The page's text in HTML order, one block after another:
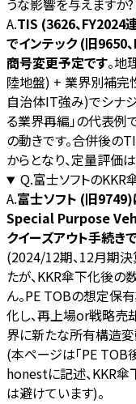
うな影響を与えますか?
A.TIS (3626、
でインテック (旧9650
商号変更予定です。
陸地盤) + 業界別補完
自治体IT強み)でシナ
る業界再編」の代表例
の動きです。合併後
からとなり、定量評価
Q.富士ソフトのKKR
A.富士ソフト (旧
Special Purpose
クイーズアウト手続き
(2024/12期、12月期
たが、KKR傘下化後
ん。PE TOBの想定保
化し、再上場or戦略売
界に新たな所有構造
(本ページは「PE TOB
honestに記述、KKR
は避けています)。